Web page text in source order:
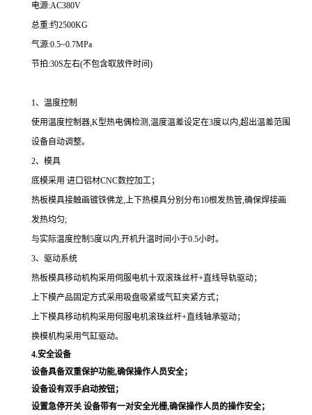
电源:AC380V
总重:约2500KG
气源:0.5~0.7MPa
节拍:30S左右(不包含取放件时间)
1、温度控制
使用温度控制器,K型热电偶检测,温度温差设定在3度以内,超出温差范围
设备自动调整。
2、模具
底模采用 进口铝材CNC数控加工；
热板模具接触画镀铁佛龙,上下热模具分别分布10根发热管,确保焊接画
发热均匀;
与实际温度控制5度以内,开机升温时间小于0.5小时。
3、驱动系统
热板模具移动机构采用伺服电机十双滚珠丝杆+直线导轨驱动；
上下模产品固定方式采用吸盘吸紧或气缸夹紧方式；
上下模具移动机构采用何服电机滚珠丝杆+直线轴承驱动；
换模机构采用气缸驱动。
4.安全设备
设备具备双重保护功能,确保操作人员安全；
设备设有双手启动按钮；
设置急停开关 设备带有一对安全光栅,确保操作人员的操作安全；